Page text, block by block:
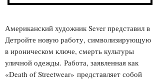
Американский художник Sever представил в
Детройте новую работу, символизирующую
в ироническом ключе, смерть культуры
уличной одежды. Работа, заявленная как
«Death of Streetwear» представляет собой